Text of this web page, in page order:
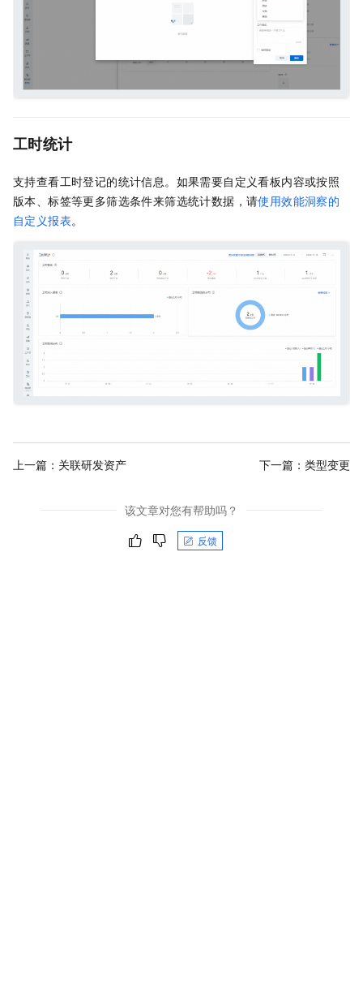
工时统计
支持查看工时登记的统计信息。如果需要自定义看板内容或按照
版本、标签等更多筛选条件来筛选统计数据，请使用效能洞察的
自定义报表。
上一篇： 关联研发资产 下一篇： 类型变更
该文章对您有帮助吗？
反馈